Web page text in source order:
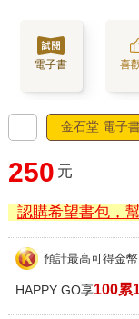
電子書 喜
金石堂 電子
250 元
認購希望書包，
預計最高可得金幣
HAPPY GO享100累